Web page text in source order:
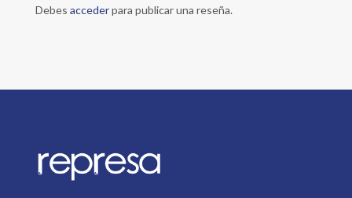
Debes accederpara publicar una reseña.